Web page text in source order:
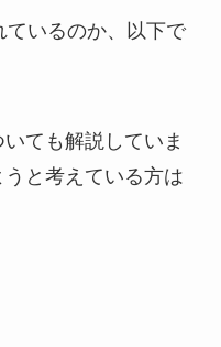
ているのか、以下で
ても解説していま
と考えている方は